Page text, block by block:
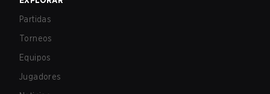
Partidas
Torneos
Equipos
Jugadores